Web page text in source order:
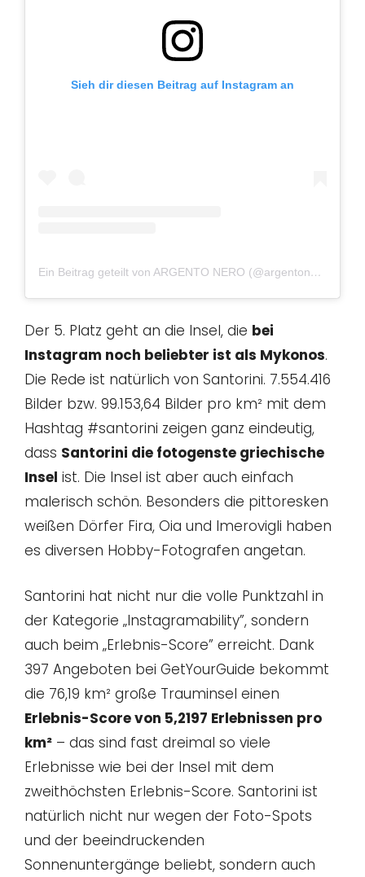
Sieh dir diesen Beitrag auf Instagram an
Ein Beitrag geteilt von ARGENTO NERO (@argentonerosantorini)
Der 5. Platz geht an die Insel, die bei
Instagram noch beliebter ist als Mykonos.
Die Rede ist natürlich von Santorini. 7.554.416
Bilder bzw. 99.153,64 Bilder pro km² mit dem
Hashtag #santorini zeigen ganz eindeutig,
dass Santorini die fotogenste griechische
Insel ist. Die Insel ist aber auch einfach
malerisch schön. Besonders die pittoresken
weißen Dörfer Fira, Oia und Imerovigli haben
es diversen Hobby-Fotografen angetan.
Santorini hat nicht nur die volle Punktzahl in
der Kategorie „Instagramability”, sondern
auch beim „Erlebnis-Score” erreicht. Dank
397 Angeboten bei GetYourGuide bekommt
die 76,19 km² große Trauminsel einen
Erlebnis-Score von 5,2197 Erlebnissen pro
km² – das sind fast dreimal so viele
Erlebnisse wie bei der Insel mit dem
zweithöchsten Erlebnis-Score. Santorini ist
natürlich nicht nur wegen der Foto-Spots
und der beeindruckenden
Sonnenuntergänge beliebt, sondern auch